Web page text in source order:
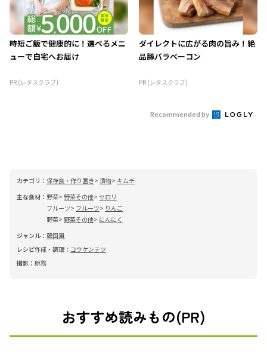
時短ご飯で健康的に！選べるメニ
ューで自宅へお届け
PR (レタスクラブ)
ダイレクトに広がる肉の旨み！絶
品豚バラベーコン
PR (レタスクラブ)
Recommended by
カテゴリ： 保存食・作り置き 漬物
キムチ
主な食材： 野菜 野菜その他 セロリ
フルーツ
フルーツ
りんご
野菜
野菜その他
にんにく
ジャンル： 韓国風
レシピ作成・調理： コウケンテツ
撮影： 原務
おすすめ読みもの(PR)